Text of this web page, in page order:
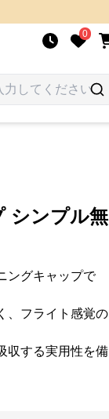
0
シンプル無
ングキャップで
、フライト感覚の
収する実用性を備